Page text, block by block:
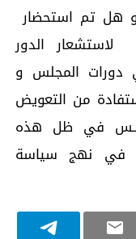
و هل تم استحضار
لاستشعار الدور
دورات المجلس و
من التعويض
في ظل هذه
في نهج سياسة